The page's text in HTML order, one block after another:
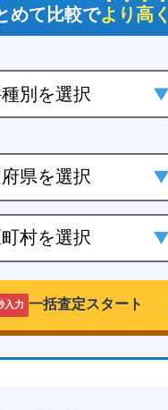
めて比較でより高く
入力 一括査定スタート